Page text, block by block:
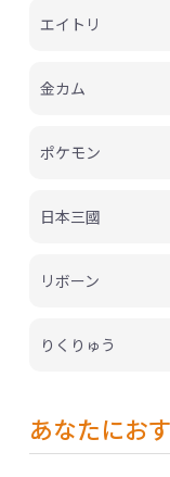
エイトリ
金カム
ポケモン
日本三國
リボーン
りくりゅう
あなたにお